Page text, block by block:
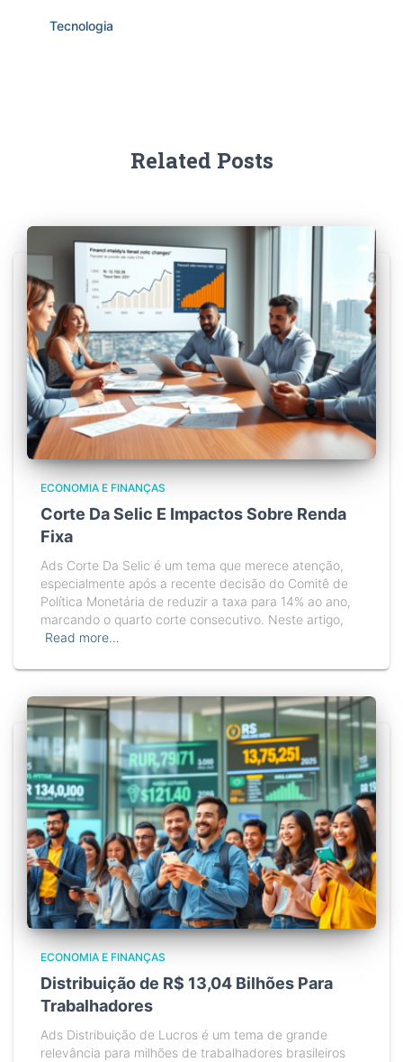
Tecnologia
Related Posts
ECONOMIA E FINANÇAS
Corte Da Selic E Impactos Sobre Renda
Fixa
Ads Corte Da Selic é um tema que merece atenção,
especialmente após a recente decisão do Comitê de
Política Monetária de reduzir a taxa para 14% ao ano,
marcando o quarto corte consecutivo. Neste artigo,
Read more…
ECONOMIA E FINANÇAS
Distribuição de R$ 13,04 Bilhões Para
Trabalhadores
Ads Distribuição de Lucros é um tema de grande
relevância para milhões de trabalhadores brasileiros